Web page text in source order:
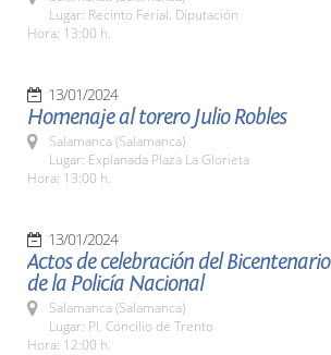
Lugar: Recinto Ferial. Diputación
Hora: 13:00 h.
13/01/2024
Homenaje al torero Julio Robles
Salamanca (Salamanca)
Lugar: Explanada Plaza La Glorieta
Hora: 13:00 h.
13/01/2024
Actos de celebración del Bicentenario
de la Policía Nacional
Salamanca (Salamanca)
Lugar: Pl. Concilio de Trento
Hora: 12:00 h.